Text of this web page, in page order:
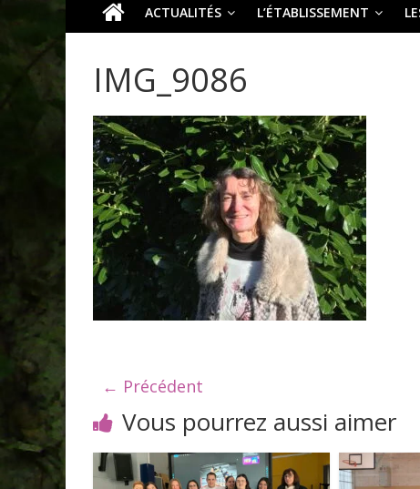
ACTUALITÉS L’ÉTABLISSEMENT
IMG_9086
← Précédent
Vous pourrez aussi aimer